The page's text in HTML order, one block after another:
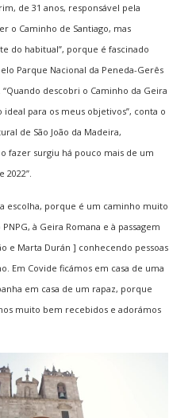
de 31 anos, responsável pela
o Caminho de Santiago, mas
do habitual”, porque é fascinado
Parque Nacional da Peneda-Gerês
descobri o Caminho da Geira
para os meus objetivos”, conta o
de São João da Madeira,
fazer surgiu há pouco mais de um
escolha, porque é um caminho muito
à Geira Romana e à passagem
e Marta Durán ] conhecendo pessoas
Em Covide ficámos em casa de uma
em casa de um rapaz, porque
muito bem recebidos e adorámos